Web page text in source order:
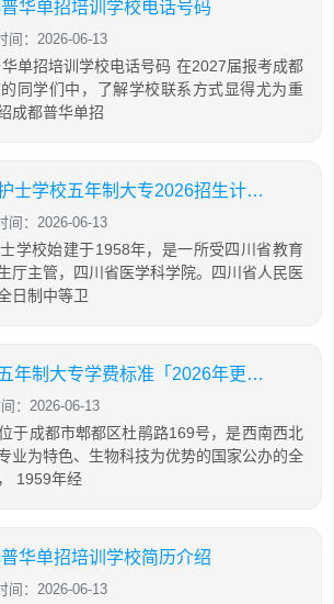
华单招培训学校电话号码
间：2026-06-13
单招培训学校电话号码 在2027届报考成都
同学们中，了解学校联系方式显得尤为重
成都普华单招
四川省人民医院护士学校五年制大专2026招生计划「2026年更新」
间：2026-06-13
学校始建于1958年，是一所受四川省教育
厅主管，四川省医学科学院。四川省人民医
日制中等卫
四川省水产学校五年制大专学费标准「2026年更新」
：2026-06-13
于成都市郫都区杜鹃路169号，是西南西北
业为特色、生物科技为优势的国家公办的全
1959年经
华单招培训学校简历介绍
间：2026-06-13